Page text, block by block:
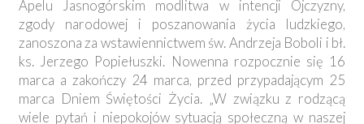
Apelu Jasnogórskim modlitwa w intencji Ojczyzny,
zgody narodowej i poszanowania życia ludzkiego,
zanoszona za wstawiennictwem św. Andrzeja Boboli i bł.
ks. Jerzego Popiełuszki. Nowenna rozpocznie się 16
marca a zakończy 24 marca, przed przypadającym 25
marca Dniem Świętości Życia. „W związku z rodzącą
wiele pytań i niepokojów sytuacją społeczną w naszej